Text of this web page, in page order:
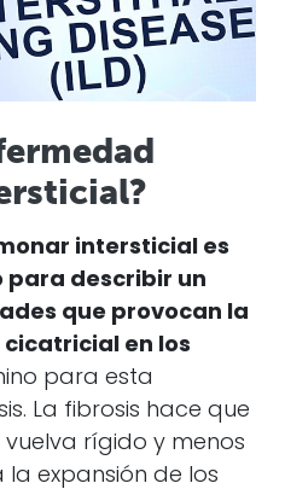
intersticial es
para describir un
que provocan la
en los
para esta
La fibrosis hace que
rígido y menos
la expansión de los